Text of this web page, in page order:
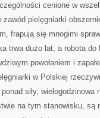
cenione w
pielęgniarki
frapują się mnogimi
trwa dużo lat, a robota do
powołaniem i
w Polskiej
siły, wielogodzinowa
na tym stanowisku, są